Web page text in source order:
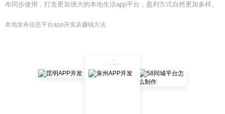
布同步使用，打造更加强大的本地生活app平台，盈利方式自然更加多样。
本地发布信息平台app开发及赚钱方法